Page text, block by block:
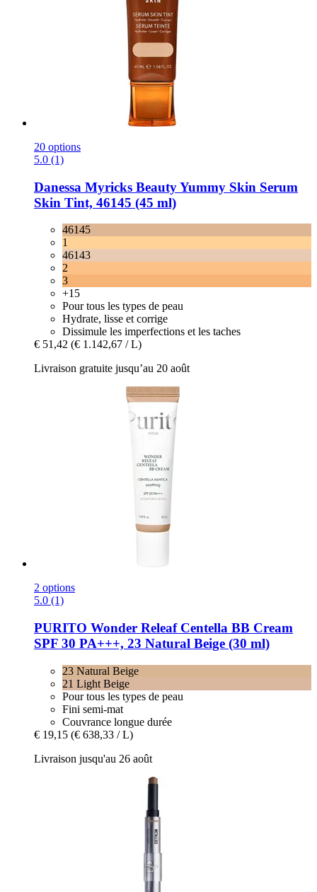
20 options
5.0 (1)
Danessa Myricks BeautyYummy Skin Serum
Skin Tint, 46145 (45 ml)
46145
1
46143
2
3
+15
Pour tous les types de peau
Hydrate, lisse et corrige
Dissimule les imperfections et les taches
€ 51,42 (€ 1.142,67 / L)
Livraison gratuite jusqu’au 20 août
2 options
5.0 (1)
PURITO Wonder Releaf Centella BB Cream
SPF 30 PA+++, 23 Natural Beige (30 ml)
23 Natural Beige
21 Light Beige
Pour tous les types de peau
Fini semi-mat
Couvrance longue durée
€ 19,15 (€ 638,33 / L)
Livraison jusqu'au 26 août